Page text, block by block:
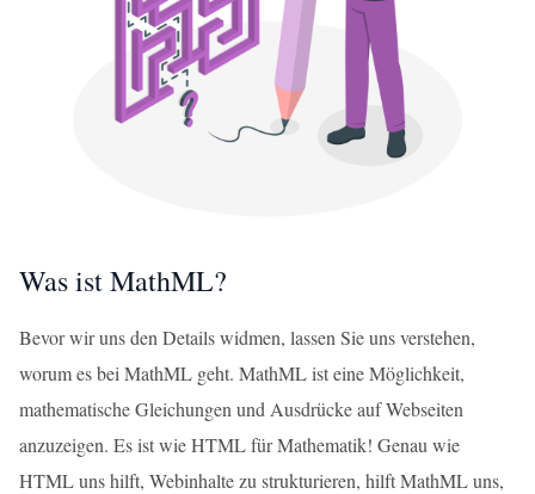
Was ist MathML?
Bevor wir uns den Details widmen, lassen Sie uns verstehen,
worum es bei MathML geht. MathML ist eine Möglichkeit,
mathematische Gleichungen und Ausdrücke auf Webseiten
anzuzeigen. Es ist wie HTML für Mathematik! Genau wie
HTML uns hilft, Webinhalte zu strukturieren, hilft MathML uns,